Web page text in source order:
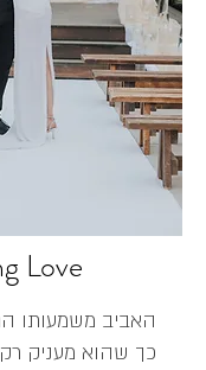
Love
,האביב משמעותו
כך שהוא מעניק